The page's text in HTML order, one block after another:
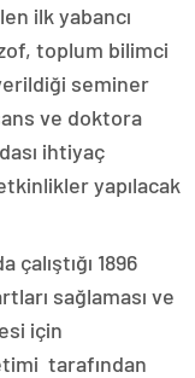
ilk yabancı
toplum bilimci
seminer
ve doktora
ihtiyaç
yapılacak
çalıştığı 1896
sağlaması ve
için
tarafından